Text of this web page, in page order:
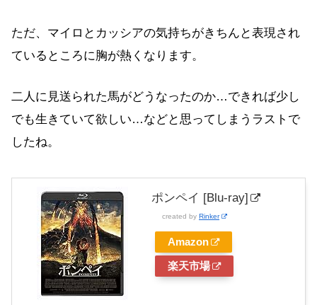
ただ、マイロとカッシアの気持ちがきちんと表現され
ているところに胸が熱くなります。
二人に見送られた馬がどうなったのか…できれば少し
でも生きていて欲しい…などと思ってしまうラストで
したね。
ポンペイ [Blu-ray]
created by Rinker
Amazon
楽天市場